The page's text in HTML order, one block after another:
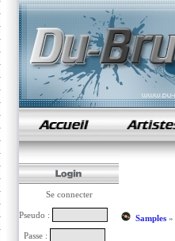
samples de rap
Se connecter
Pseudo :
Passe :
Samples»